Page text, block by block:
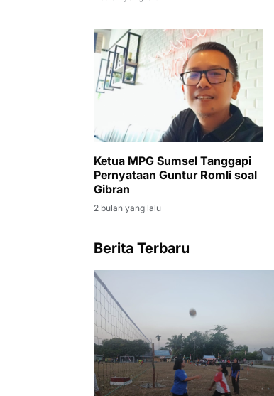
Ketua MPG Sumsel Tanggapi
Pernyataan Guntur Romli soal
Gibran
2 bulan yang lalu
Berita Terbaru